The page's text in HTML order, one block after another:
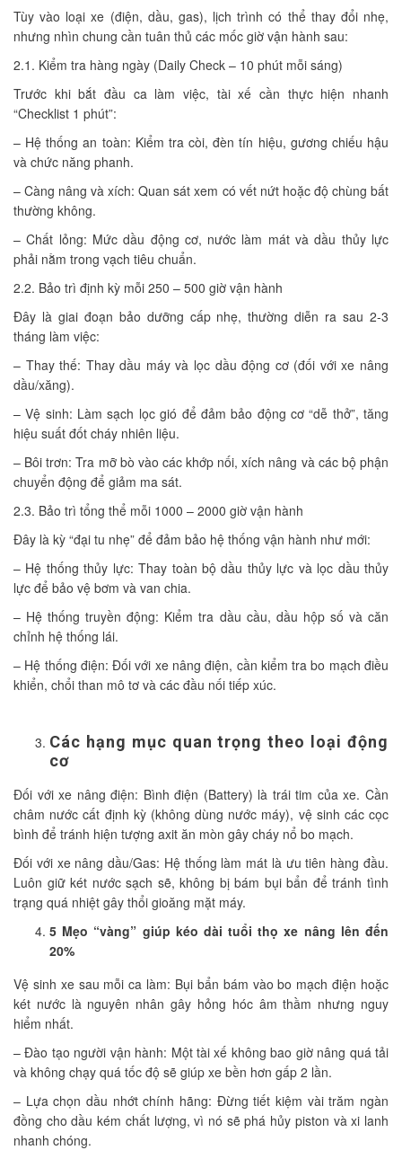
Tùy vào loại xe (điện, dầu, gas), lịch trình có thể thay đổi nhẹ,
nhưng nhìn chung cần tuân thủ các mốc giờ vận hành sau:
2.1. Kiểm tra hàng ngày (Daily Check – 10 phút mỗi sáng)
Trước khi bắt đầu ca làm việc, tài xế cần thực hiện nhanh
“Checklist 1 phút”:
– Hệ thống an toàn: Kiểm tra còi, đèn tín hiệu, gương chiếu hậu
và chức năng phanh.
– Càng nâng và xích: Quan sát xem có vết nứt hoặc độ chùng bất
thường không.
– Chất lỏng: Mức dầu động cơ, nước làm mát và dầu thủy lực
phải nằm trong vạch tiêu chuẩn.
2.2. Bảo trì định kỳ mỗi 250 – 500 giờ vận hành
Đây là giai đoạn bảo dưỡng cấp nhẹ, thường diễn ra sau 2-3
tháng làm việc:
– Thay thế: Thay dầu máy và lọc dầu động cơ (đối với xe nâng
dầu/xăng).
– Vệ sinh: Làm sạch lọc gió để đảm bảo động cơ “dễ thở”, tăng
hiệu suất đốt cháy nhiên liệu.
– Bôi trơn: Tra mỡ bò vào các khớp nối, xích nâng và các bộ phận
chuyển động để giảm ma sát.
2.3. Bảo trì tổng thể mỗi 1000 – 2000 giờ vận hành
Đây là kỳ “đại tu nhẹ” để đảm bảo hệ thống vận hành như mới:
– Hệ thống thủy lực: Thay toàn bộ dầu thủy lực và lọc dầu thủy
lực để bảo vệ bơm và van chia.
– Hệ thống truyền động: Kiểm tra dầu cầu, dầu hộp số và căn
chỉnh hệ thống lái.
– Hệ thống điện: Đối với xe nâng điện, cần kiểm tra bo mạch điều
khiển, chổi than mô tơ và các đầu nối tiếp xúc.
Các hạng mục quan trọng theo loại động
cơ
Đối với xe nâng điện: Bình điện (Battery) là trái tim của xe. Cần
châm nước cất định kỳ (không dùng nước máy), vệ sinh các cọc
bình để tránh hiện tượng axit ăn mòn gây cháy nổ bo mạch.
Đối với xe nâng dầu/Gas: Hệ thống làm mát là ưu tiên hàng đầu.
Luôn giữ két nước sạch sẽ, không bị bám bụi bẩn để tránh tình
trạng quá nhiệt gây thổi gioăng mặt máy.
5 Mẹo “vàng” giúp kéo dài tuổi thọ xe nâng lên đến
20%
Vệ sinh xe sau mỗi ca làm: Bụi bẩn bám vào bo mạch điện hoặc
két nước là nguyên nhân gây hỏng hóc âm thầm nhưng nguy
hiểm nhất.
– Đào tạo người vận hành: Một tài xế không bao giờ nâng quá tải
và không chạy quá tốc độ sẽ giúp xe bền hơn gấp 2 lần.
– Lựa chọn dầu nhớt chính hãng: Đừng tiết kiệm vài trăm ngàn
đồng cho dầu kém chất lượng, vì nó sẽ phá hủy piston và xi lanh
nhanh chóng.